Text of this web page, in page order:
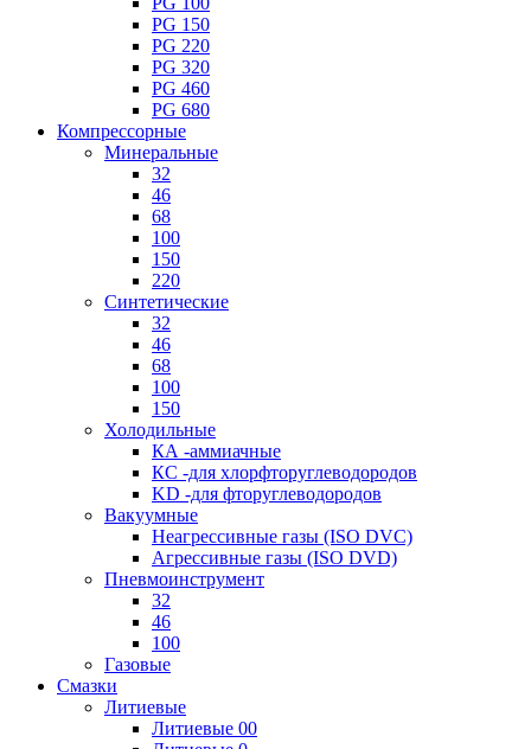
PG 150
PG 220
PG 320
PG 460
PG 680
Компрессорные
Минеральные
32
46
68
100
150
220
Синтетические
32
46
68
100
150
Холодильные
КА -аммиачные
КС -для хлорфторуглеводородов
KD -для фторуглеводородов
Вакуумные
Неагрессивные газы (ISO DVC)
Агрессивные газы (ISO DVD)
Пневмоинструмент
32
46
100
Газовые
Смазки
Литиевые
Литиевые 00